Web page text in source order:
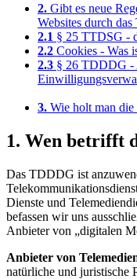
2. Gibt es neue
Websites durch
2.1 § 25 TTDSG -
2.2 Cookies - Was
2.3 § 26 TDDDG -
3. Wie holt man
1. Wen betrifft
Das TDDDG ist
Dienste und
befassen wir uns
Anbieter von „digitalen
Anbieter von
natürliche und juristische